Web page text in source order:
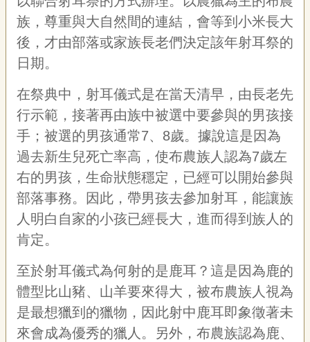
族，尊重與大自然間的連結，會等到小米長大
後，才由部落或家族長老們決定該年射耳祭的
日期。
在祭典中，射耳儀式是在當天清早，由長老先
行示範，接著再由族中被選中要參與的男孩接
手；被選的男孩通常7、 8歲。據說這是因為
過去新生兒死亡率高，使布農族人認為7歲左
右的男孩，生命狀態穩定，已經可以開始參與
部落事務。因此，帶男孩去參加射耳，能讓族
人明白自家的小孩已經長大，進而得到族人的
肯定。
至於射耳儀式為何射的是鹿耳？這是因為鹿的
體型比山豬、山羊要來得大，被布農族人視為
是最想獵到的獵物，因此射中鹿耳即象徵著未
來會成為優秀的獵人。另外，布農族認為鹿、